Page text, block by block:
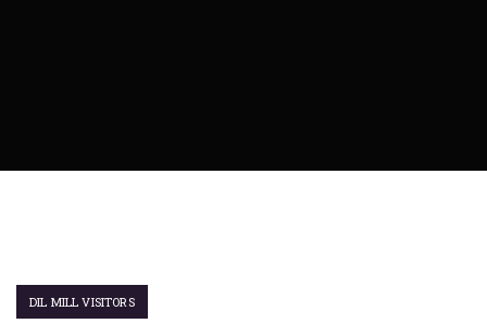
DIL MILL VISITORS